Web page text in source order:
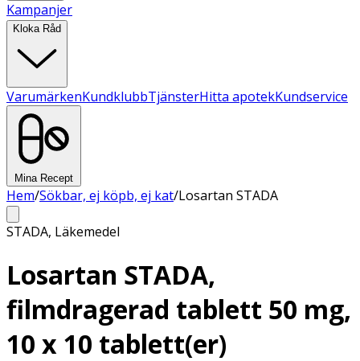
Kampanjer
Kloka Råd
VarumärkenKundklubbTjänsterHitta apotekKundservice
Mina Recept
Hem/Sökbar, ej köpb, ej kat/Losartan STADA
STADA, Läkemedel
Losartan STADA,
filmdragerad tablett 50 mg,
10 x 10 tablett(er)